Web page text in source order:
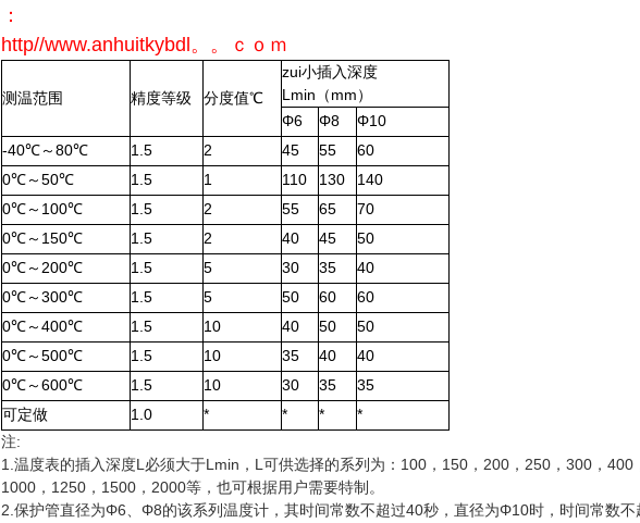
：
http//www.anhuitkybdl。。ｃｏｍ
测温范围 精度等级 分度值℃
zui小插入深度
Lmin（mm）
Φ6
Φ8
Φ10
-40℃～80℃
1.5 2 45 55
60
0℃～50℃
1.5 1 110 130
140
0℃～100℃
1.5 2 55 65
70
0℃～150℃
1.5 2 40 45
50
0℃～200℃
1.5 5 30 35
40
0℃～300℃
1.5 5 50 60
60
0℃～400℃
1.5 10 40 50
50
0℃～500℃
1.5 10 35 40
40
0℃～600℃
1.5 10 30 35
35
可定做
1.0 * * *
*
注:
1.温度表的插入深度L必须大于Lmin，L可供选择的系列为：100，150，200，250，300，400
1000，1250，1500，2000等，也可根据用户需要特制。
2.保护管直径为Φ6、Φ8的该系列温度计，其时间常数不超过40秒，直径为Φ10时，时间常数不